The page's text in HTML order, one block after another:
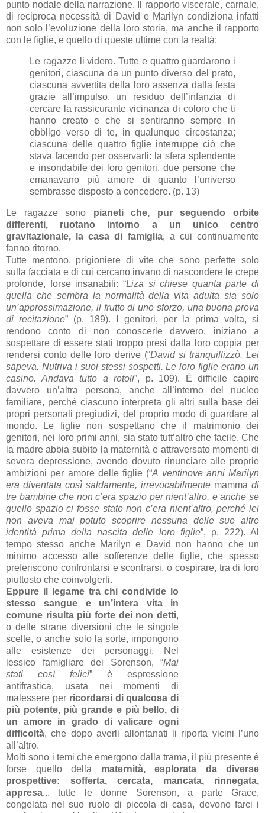
punto nodale della narrazione. Il rapporto viscerale, carnale,
di reciproca necessità di David e Marilyn condiziona infatti
non solo l’evoluzione della loro storia, ma anche il rapporto
con le figlie, e quello di queste ultime con la realtà:
Le ragazze li videro. Tutte e quattro guardarono i
genitori, ciascuna da un punto diverso del prato,
ciascuna avvertita della loro assenza dalla festa
grazie all’impulso, un residuo dell’infanzia di
cercare la rassicurante vicinanza di coloro che ti
hanno creato e che si sentiranno sempre in
obbligo verso di te, in qualunque circostanza;
ciascuna delle quattro figlie interruppe ciò che
stava facendo per osservarli: la sfera splendente
e insondabile dei loro genitori, due persone che
emanavano più amore di quanto l’universo
sembrasse disposto a concedere. (p. 13)
Le ragazze sono pianeti che, pur seguendo orbite
differenti, ruotano intorno a un unico centro
gravitazionale, la casa di famiglia, a cui continuamente
fanno ritorno.
Tutte mentono, prigioniere di vite che sono perfette solo
sulla facciata e di cui cercano invano di nascondere le crepe
profonde, forse insanabili: “Liza si chiese quanta parte di
quella che sembra la normalità della vita adulta sia solo
un’approssimazione, il frutto di uno sforzo, una buona prova
di recitazione” (p. 189). I genitori, per la prima volta, si
rendono conto di non conoscerle davvero, iniziano a
sospettare di essere stati troppo presi dalla loro coppia per
rendersi conto delle loro derive (“David si tranquillizzò. Lei
sapeva. Nutriva i suoi stessi sospetti. Le loro figlie erano un
casino. Andava tutto a rotoli”, p. 109). È difficile capire
davvero un’altra persona, anche all’interno del nucleo
familiare, perché ciascuno interpreta gli altri sulla base dei
propri personali pregiudizi, del proprio modo di guardare al
mondo. Le figlie non sospettano che il matrimonio dei
genitori, nei loro primi anni, sia stato tutt’altro che facile. Che
la madre abbia subito la maternità e attraversato momenti di
severa depressione, avendo dovuto rinunciare alle proprie
ambizioni per amore delle figlie (“A ventinove anni Marilyn
era diventata così saldamente, irrevocabilmente mamma di
tre bambine che non c’era spazio per nient’altro, e anche se
quello spazio ci fosse stato non c’era nient’altro, perché lei
non aveva mai potuto scoprire nessuna delle sue altre
identità prima della nascita delle loro figlie”, p. 222). Al
tempo stesso anche Marilyn e David non hanno che un
minimo accesso alle sofferenze delle figlie, che spesso
preferiscono confrontarsi e scontrarsi, o cospirare, tra di loro
piuttosto che coinvolgerli.
Eppure il legame tra chi condivide lo
stesso sangue e un’intera vita in
comune risulta più forte dei non detti,
o delle strane diversioni che le singole
scelte, o anche solo la sorte, impongono
alle esistenze dei personaggi. Nel
lessico famigliare dei Sorenson, “Mai
stati così felici” è espressione
antifrastica, usata nei momenti di
malessere per ricordarsi di qualcosa di
più potente, più grande e più bello, di
un amore in grado di valicare ogni
difficoltà, che dopo averli allontanati li riporta vicini l’uno
all’altro.
Molti sono i temi che emergono dalla trama, il più presente è
forse quello della maternità, esplorata da diverse
prospettive: sofferta, cercata, mancata, rinnegata,
appresa... tutte le donne Sorenson, a parte Grace,
congelata nel suo ruolo di piccola di casa, devono farci i